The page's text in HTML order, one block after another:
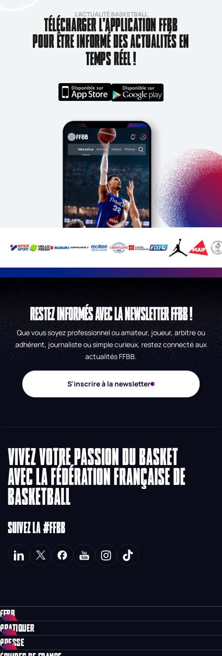
L’ACTUALITÉ BASKETBALL
TÉLÉCHARGER L'APPLICATION FFBB
POUR ÊTRE INFORMÉ DES ACTUALITÉS EN
TEMPS RÉEL !
RESTEZ INFORMÉS AVEC LA NEWSLETTER FFBB !
Que vous soyez professionnel ou amateur, joueur, arbitre ou
adhérent, journaliste ou simple curieux, restez connecté aux
actualités FFBB.
S'inscrire à la newsletter
VIVEZ VOTRE PASSION DU BASKET
AVEC LA FÉDÉRATION FRANÇAISE DE
BASKETBALL
SUIVEZ LA #FFBB
FFBB
PRATIQUER
PRESSE